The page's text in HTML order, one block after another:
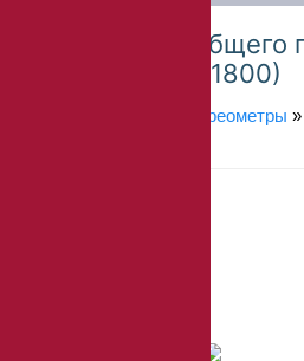
Ареометры общего
АОН-3 (1000-1800)
Ареометры »